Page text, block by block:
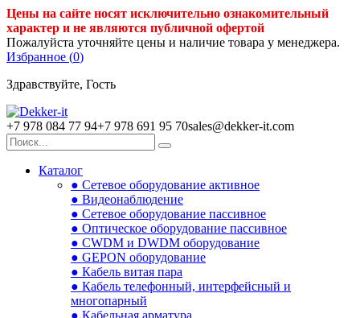
Цены на сайте носят исключительно ознакомительный
характер и не являются публичной офертой
Пожалуйста уточняйте цены и наличие товара у менеджера.
Избранное (0)
Здравствуйте, Гость
+7 978 084 77 94+7 978 691 95 70sales@dekker-it.com
Каталог
● Сетевое оборудование активное
● Видеонаблюдение
● Сетевое оборудование пассивное
● Оптическое оборудование пассивное
● CWDM и DWDM оборудование
● GEPON оборудование
● Кабель витая пара
● Кабель телефонный, интерфейсный и
многопарный
● Кабельная арматура